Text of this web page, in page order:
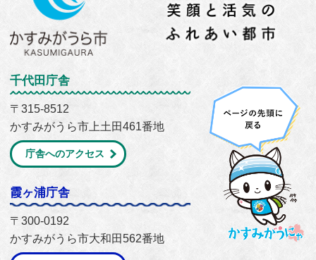
千代田庁舎
〒315-8512
かすみがうら市上土田461番地
庁舎へのアクセス
霞ヶ浦庁舎
〒300-0192
かすみがうら市大和田562番地